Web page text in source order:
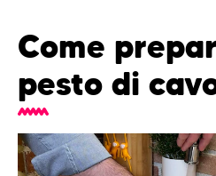
Come
pesto di